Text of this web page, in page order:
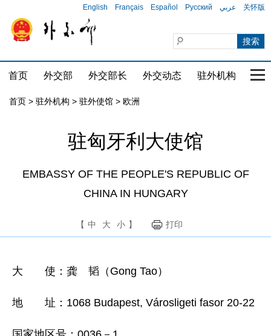
English Français Español Русский عربي 关怀版
首页 外交部 外交部长 外交动态 驻外机构 国
首页 > 驻外机构 > 驻外使馆 > 欧洲
驻匈牙利大使馆
EMBASSY OF THE PEOPLE'S REPUBLIC OF
CHINA IN HUNGARY
【 中 大 小 】 打印
大 使：龚 韬（Gong Tao）
地 址：1068 Budapest, Városligeti fasor 20-22